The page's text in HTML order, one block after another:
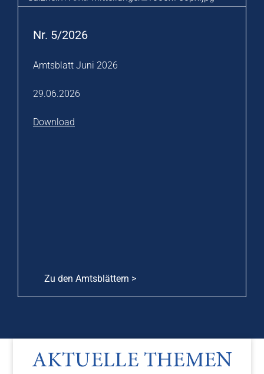
Nr. 5/2026
Amtsblatt Juni 2026
29.06.2026
Download
Zu den Amtsblättern >
AKTUELLE THEMEN